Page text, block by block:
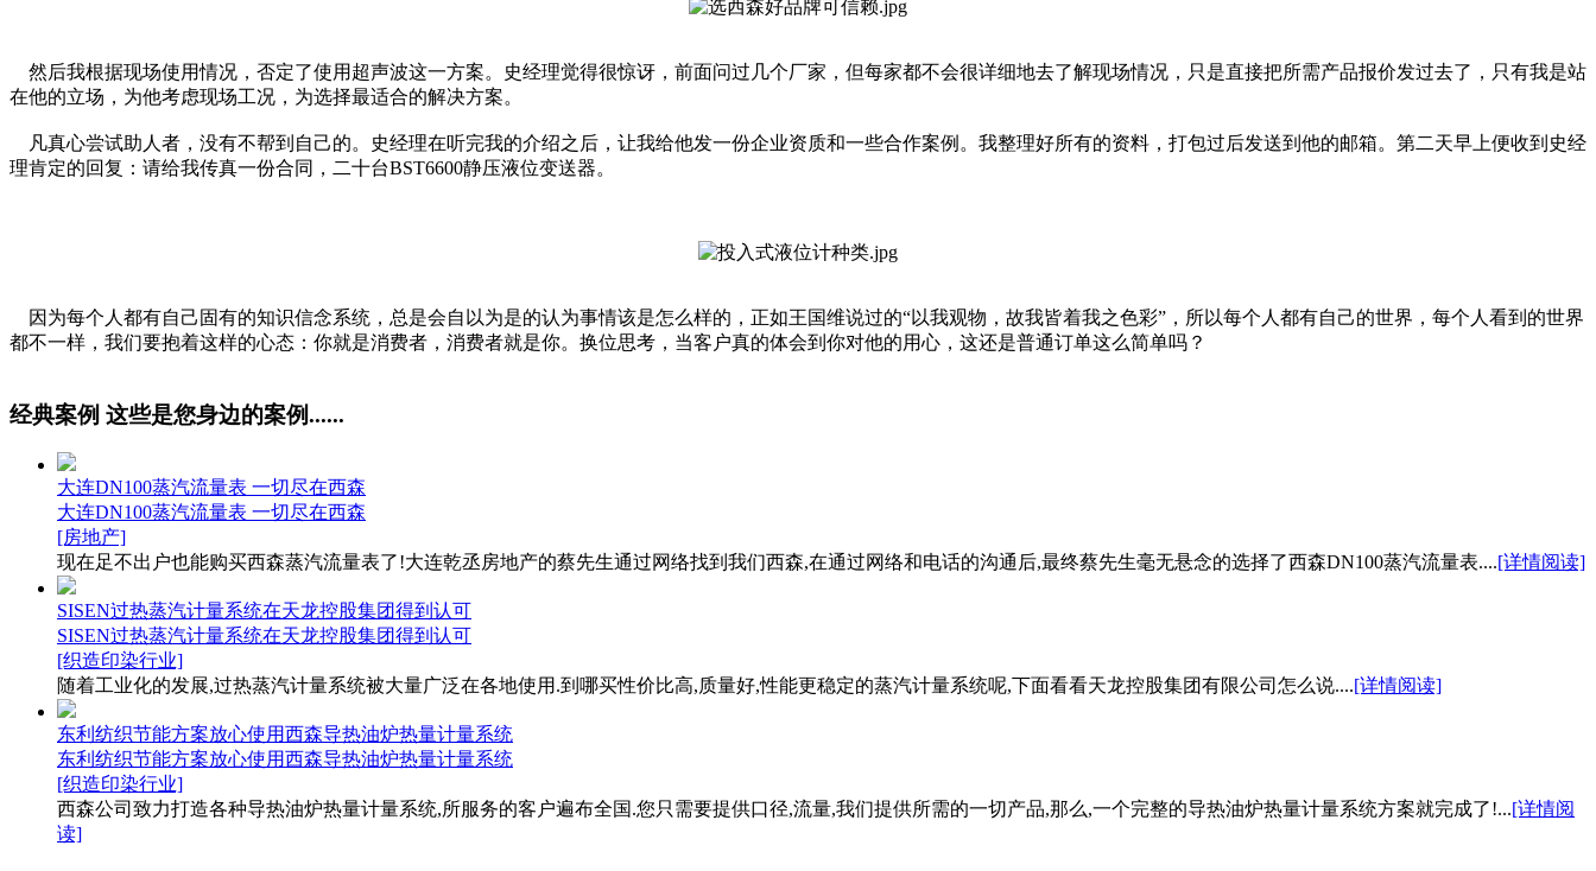
然后我根据现场使用情况，否定了使用超声波这一方案。史经理觉得很惊讶，前面问过几个厂家，但每家都不会很详细地去了解现场情况，只是直接把所需产品报价发过去了，只有我是站
在他的立场，为他考虑现场工况，为选择最适合的解决方案。
凡真心尝试助人者，没有不帮到自己的。史经理在听完我的介绍之后，让我给他发一份企业资质和一些合作案例。我整理好所有的资料，打包过后发送到他的邮箱。第二天早上便收到史经
理肯定的回复：请给我传真一份合同，二十台BST6600静压液位变送器。
因为每个人都有自己固有的知识信念系统，总是会自以为是的认为事情该是怎么样的，正如王国维说过的“以我观物，故我皆着我之色彩”，所以每个人都有自己的世界，每个人看到的世界
都不一样，我们要抱着这样的心态：你就是消费者，消费者就是你。换位思考，当客户真的体会到你对他的用心，这还是普通订单这么简单吗？
经典案例 这些是您身边的案例......
大连DN100蒸汽流量表 一切尽在西森
大连DN100蒸汽流量表 一切尽在西森
[房地产]
现在足不出户也能购买西森蒸汽流量表了!大连乾丞房地产的蔡先生通过网络找到我们西森,在通过网络和电话的沟通后,最终蔡先生毫无悬念的选择了西森DN100蒸汽流量表....[详情阅读]
SISEN过热蒸汽计量系统在天龙控股集团得到认可
SISEN过热蒸汽计量系统在天龙控股集团得到认可
[织造印染行业]
随着工业化的发展,过热蒸汽计量系统被大量广泛在各地使用.到哪买性价比高,质量好,性能更稳定的蒸汽计量系统呢,下面看看天龙控股集团有限公司怎么说....[详情阅读]
东利纺织节能方案放心使用西森导热油炉热量计量系统
东利纺织节能方案放心使用西森导热油炉热量计量系统
[织造印染行业]
西森公司致力打造各种导热油炉热量计量系统,所服务的客户遍布全国.您只需要提供口径,流量,我们提供所需的一切产品,那么,一个完整的导热油炉热量计量系统方案就完成了!...[详情阅
读]